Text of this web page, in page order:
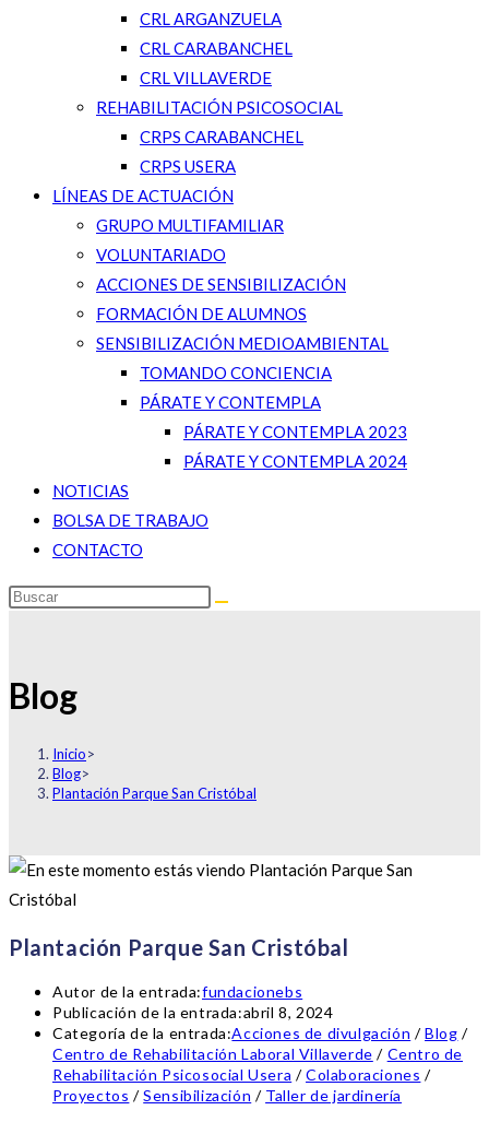
CRL ARGANZUELA
CRL CARABANCHEL
CRL VILLAVERDE
REHABILITACIÓN PSICOSOCIAL
CRPS CARABANCHEL
CRPS USERA
LÍNEAS DE ACTUACIÓN
GRUPO MULTIFAMILIAR
VOLUNTARIADO
ACCIONES DE SENSIBILIZACIÓN
FORMACIÓN DE ALUMNOS
SENSIBILIZACIÓN MEDIOAMBIENTAL
TOMANDO CONCIENCIA
PÁRATE Y CONTEMPLA
PÁRATE Y CONTEMPLA 2023
PÁRATE Y CONTEMPLA 2024
NOTICIAS
BOLSA DE TRABAJO
CONTACTO
Blog
Inicio>
Blog>
Plantación Parque San Cristóbal
Plantación Parque San Cristóbal
Autor de la entrada:fundacionebs
Publicación de la entrada:abril 8, 2024
Categoría de la entrada:Acciones de divulgación / Blog /
Centro de Rehabilitación Laboral Villaverde / Centro de
Rehabilitación Psicosocial Usera / Colaboraciones /
Proyectos / Sensibilización / Taller de jardinería